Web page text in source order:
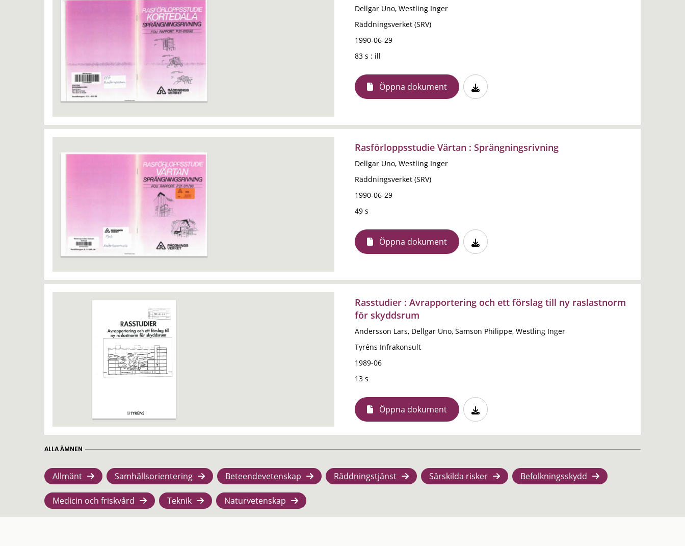
Dellgar Uno, Westling Inger
Räddningsverket (SRV)
1990-06-29
83 s : ill
Öppna dokument
Rasförloppsstudie Värtan : Sprängningsrivning
Dellgar Uno, Westling Inger
Räddningsverket (SRV)
1990-06-29
49 s
Öppna dokument
Rasstudier : Avrapportering och ett förslag till ny raslastnorm
för skyddsrum
Andersson Lars, Dellgar Uno, Samson Philippe, Westling Inger
Tyréns Infrakonsult
1989-06
13 s
Öppna dokument
ALLA ÄMNEN
Allmänt Samhällsorientering Beteendevetenskap Räddningstjänst Särskilda risker Befolkningsskydd
Medicin och friskvård Teknik Naturvetenskap